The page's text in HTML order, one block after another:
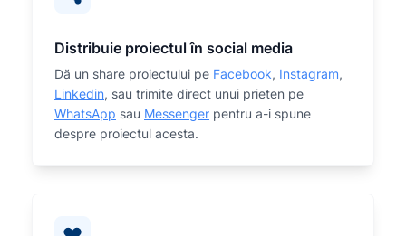
Distribuie proiectul în social media
Dă un share proiectului pe Facebook, Instagram,
Linkedin, sau trimite direct unui prieten pe
WhatsApp sau Messenger pentru a-i spune
despre proiectul acesta.